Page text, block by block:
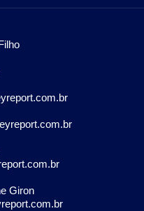
Giron